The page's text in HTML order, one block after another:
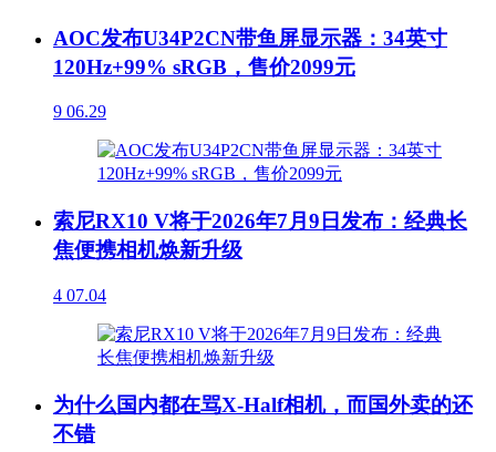
AOC发布U34P2CN带鱼屏显示器：34英寸
120Hz+99% sRGB，售价2099元
9 06.29
索尼RX10 V将于2026年7月9日发布：经典长
焦便携相机焕新升级
4 07.04
为什么国内都在骂X-Half相机，而国外卖的还
不错